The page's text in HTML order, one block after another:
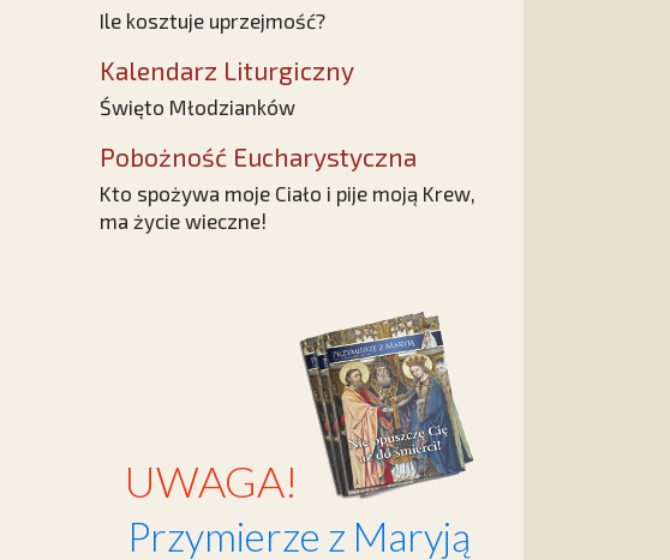
Ile kosztuje uprzejmość?
Kalendarz Liturgiczny
Święto Młodzianków
Pobożność Eucharystyczna
Kto spożywa moje Ciało i pije moją Krew,
ma życie wieczne!
UWAGA!
Przymierze z Maryją